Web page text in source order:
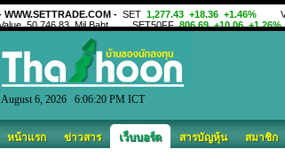
August 6, 2026 6:06:20 PM ICT
หน้าแรก ข่าวสาร เว็บบอร์ด สารบัญหุ้น สมาชิก